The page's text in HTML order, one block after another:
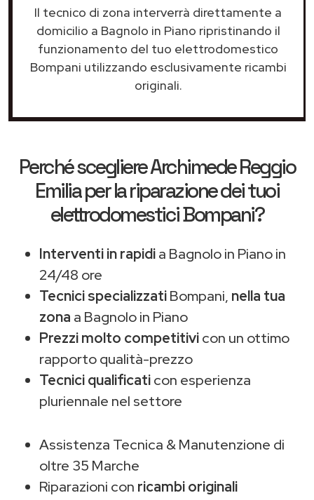
Il tecnico di zona interverrà direttamente a
domicilio a Bagnolo in Piano ripristinando il
funzionamento del tuo elettrodomestico
Bompani utilizzando esclusivamente ricambi
originali.
Perché scegliereArchimede Reggio
Emiliaper la riparazione dei tuoi
elettrodomestici Bompani?
Interventi in rapidia Bagnolo in Piano in
24/48 ore
Tecnici specializzatiBompani, nella tua
zona a Bagnolo in Piano
Prezzi molto competitivicon un ottimo
rapporto qualità-prezzo
Tecnici qualificaticon esperienza
pluriennale nel settore
Assistenza Tecnica & Manutenzione di
oltre 35 Marche
Riparazioni con ricambi originali